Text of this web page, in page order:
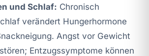
und Schlaf: Chronisch
verändert Hungerhormone
Angst vor Gewicht
Entzugssymptome können